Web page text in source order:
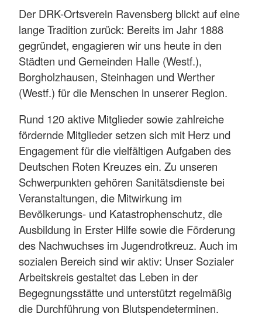
Der DRK-Ortsverein Ravensberg blickt auf eine
lange Tradition zurück: Bereits im Jahr 1888
gegründet, engagieren wir uns heute in den
Städten und Gemeinden Halle (Westf.),
Borgholzhausen, Steinhagen und Werther
(Westf.) für die Menschen in unserer Region.
Rund 120 aktive Mitglieder sowie zahlreiche
fördernde Mitglieder setzen sich mit Herz und
Engagement für die vielfältigen Aufgaben des
Deutschen Roten Kreuzes ein. Zu unseren
Schwerpunkten gehören Sanitätsdienste bei
Veranstaltungen, die Mitwirkung im
Bevölkerungs- und Katastrophenschutz, die
Ausbildung in Erster Hilfe sowie die Förderung
des Nachwuchses im Jugendrotkreuz. Auch im
sozialen Bereich sind wir aktiv: Unser Sozialer
Arbeitskreis gestaltet das Leben in der
Begegnungsstätte und unterstützt regelmäßig
die Durchführung von Blutspendeterminen.